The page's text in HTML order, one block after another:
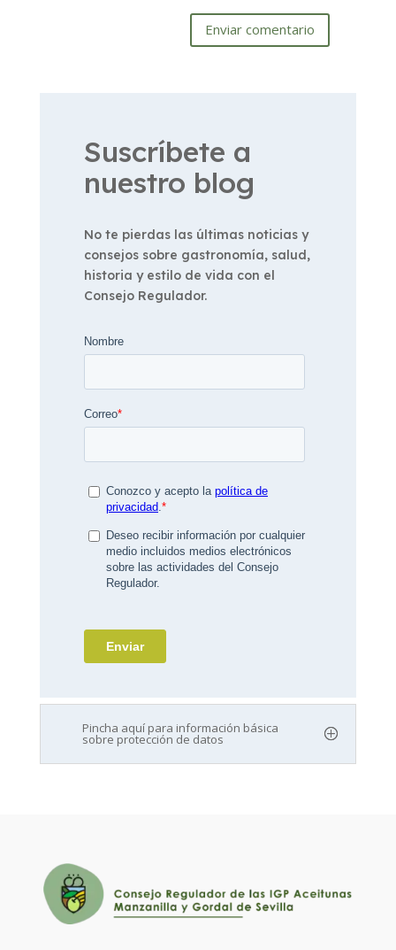
Enviar comentario
Suscríbete a
nuestro blog
No te pierdas las últimas noticias y
consejos sobre gastronomía, salud,
historia y estilo de vida con el
Consejo Regulador.
Pincha aquí para información básica
sobre protección de datos